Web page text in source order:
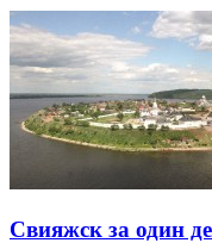
Свияжск за один